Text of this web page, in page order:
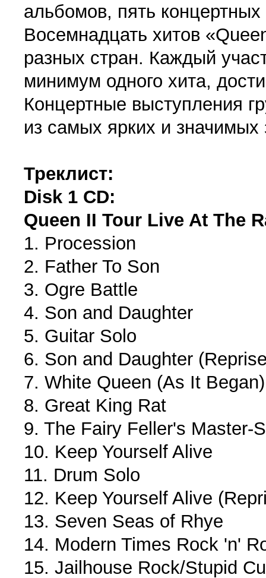
альбомов, пять
Восемнадцать хитов
разных стран. Каждый
минимум одного хита,
Концертные выступления
из самых ярких и
Треклист:
Disk 1 CD:
Queen II Tour Live At The
1. Procession
2. Father To Son
3. Ogre Battle
4. Son and Daughter
5. Guitar Solo
6. Son and Daughter
7. White Queen (As It Began)
8. Great King Rat
9. The Fairy Feller's Master-
10. Keep Yourself Alive
11. Drum Solo
12. Keep Yourself Alive
13. Seven Seas of Rhye
14. Modern Times Rock 'n'
15. Jailhouse Rock/Stupid